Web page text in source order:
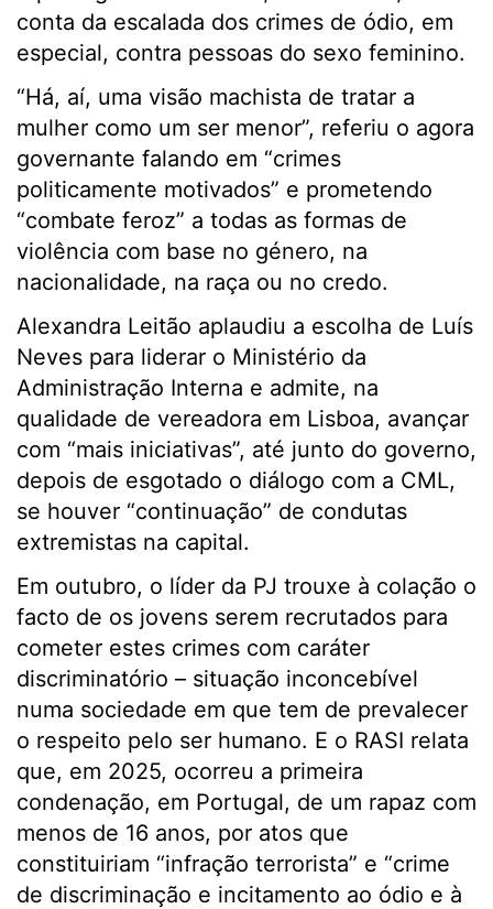
conta da escalada dos crimes de ódio, em
especial, contra pessoas do sexo feminino.
“Há, aí, uma visão machista de tratar a
mulher como um ser menor”, referiu o agora
governante falando em “crimes
politicamente motivados” e prometendo
“combate feroz” a todas as formas de
violência com base no género, na
nacionalidade, na raça ou no credo.
Alexandra Leitão aplaudiu a escolha de Luís
Neves para liderar o Ministério da
Administração Interna e admite, na
qualidade de vereadora em Lisboa, avançar
com “mais iniciativas”, até junto do governo,
depois de esgotado o diálogo com a CML,
se houver “continuação” de condutas
extremistas na capital.
Em outubro, o líder da PJ trouxe à colação o
facto de os jovens serem recrutados para
cometer estes crimes com caráter
discriminatório – situação inconcebível
numa sociedade em que tem de prevalecer
o respeito pelo ser humano. E o RASI relata
que, em 2025, ocorreu a primeira
condenação, em Portugal, de um rapaz com
menos de 16 anos, por atos que
constituiriam “infração terrorista” e “crime
de discriminação e incitamento ao ódio e à